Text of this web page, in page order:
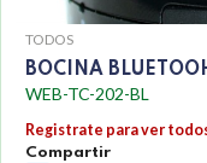
TODOS
BOCINA
WEB-TC-202-BL
Registrate para ver
Compartir